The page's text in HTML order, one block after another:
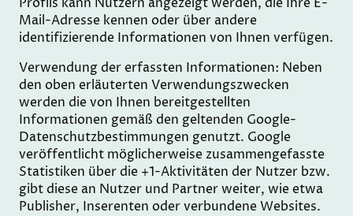
Mail-Adresse kennen oder über andere
identifizierende Informationen von Ihnen verfügen.
Verwendung der erfassten Informationen: Neben
den oben erläuterten Verwendungszwecken
werden die von Ihnen bereitgestellten
Informationen gemäß den geltenden Google-
Datenschutzbestimmungen genutzt. Google
veröffentlicht möglicherweise zusammengefasste
Statistiken über die +1-Aktivitäten der Nutzer bzw.
gibt diese an Nutzer und Partner weiter, wie etwa
Publisher, Inserenten oder verbundene Websites.